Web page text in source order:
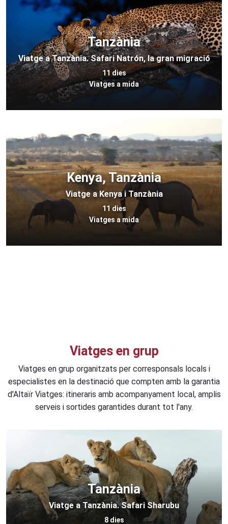
Tanzània
Viatge a Tanzània. Safari Natrón, la gran migració
11 dies
Viatges a mida
Kenya, Tanzània
Viatge a Kenya i Tanzània
11 dies
Viatges a mida
Viatges en grup
Viatges en grup organitzats per corresponsals locals i
especialistes en la destinació que compten amb la garantia
d'Altaïr Viatges: itineraris amb acompanyament local, amplis
serveis i sortides garantides durant tot l'any.
Tanzània
Viatge a Tanzània. Safari Sharubu
8 dies